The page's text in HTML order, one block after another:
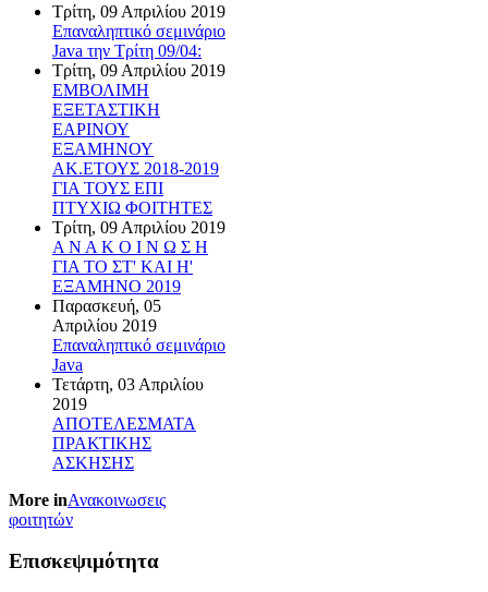
Τρίτη, 09 Απριλίου 2019
Επαναληπτικό σεμινάριο
Java την Τρίτη 09/04:
Τρίτη, 09 Απριλίου 2019
ΕΜΒΟΛΙΜΗ
ΕΞΕΤΑΣΤΙΚΗ
ΕΑΡΙΝΟΥ
ΕΞΑΜΗΝΟΥ
ΑΚ.ΕΤΟΥΣ 2018-2019
ΓΙΑ ΤΟΥΣ ΕΠΙ
ΠΤΥΧΙΩ ΦΟΙΤΗΤΕΣ
Τρίτη, 09 Απριλίου 2019
Α Ν Α Κ Ο Ι Ν Ω Σ Η
ΓΙΑ ΤΟ ΣΤ' ΚΑΙ Η'
ΕΞΑΜΗΝΟ 2019
Παρασκευή, 05
Απριλίου 2019
Επαναληπτικό σεμινάριο
Java
Τετάρτη, 03 Απριλίου
2019
ΑΠΟΤΕΛΕΣΜΑΤΑ
ΠΡΑΚΤΙΚΗΣ
ΑΣΚΗΣΗΣ
More inΑνακοινωσεις
φοιτητών
Επισκεψιμότητα